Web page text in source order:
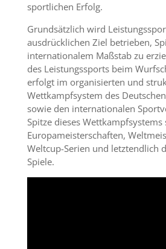
sportlichen Erfolg.
Grundsätzlich wird
ausdrücklichen Ziel betrieben,
internationalem Maßstab zu
des Leistungssports beim
erfolgt im organisierten und
Wettkampfsystem des
sowie den internationalen
Spitze dieses Wettkampfsystems
Europameisterschaften,
Weltcup-Serien und letztendlich
Spiele.